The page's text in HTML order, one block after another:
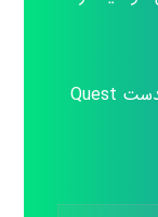
یه بازیه که هر کسی هدست Quest